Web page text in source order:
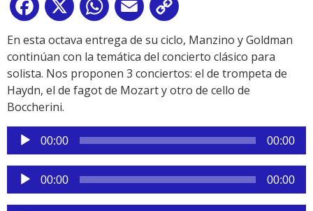
Facebook
X WhatsApp
Email
Link
En esta octava entrega de su ciclo, Manzino y Goldman
continúan con la temática del concierto clásico para
solista. Nos proponen 3 conciertos: el de trompeta de
Haydn, el de fagot de Mozart y otro de cello de
Boccherini.
Reproductor
de
audio
00:00 00:00
Reproductor
de
audio
00:00 00:00